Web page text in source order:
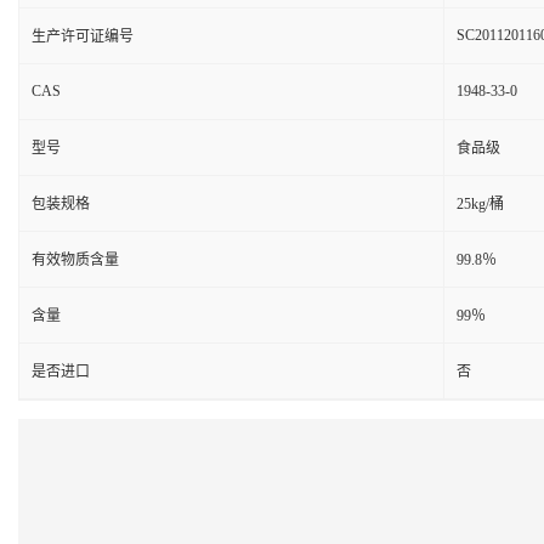
生产许可证编号
CAS 1948-33-0
型号 食品级
包装规格 25kg/桶
有效物质含量 99.8％
含量 99％
是否进口 否